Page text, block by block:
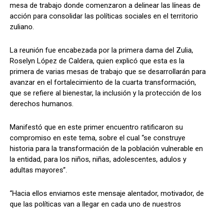
mesa de trabajo donde comenzaron a delinear las líneas de
acción para consolidar las políticas sociales en el territorio
zuliano.
La reunión fue encabezada por la primera dama del Zulia,
Roselyn López de Caldera, quien explicó que esta es la
primera de varias mesas de trabajo que se desarrollarán para
avanzar en el fortalecimiento de la cuarta transformación,
que se refiere al bienestar, la inclusión y la protección de los
derechos humanos.
Manifestó que en este primer encuentro ratificaron su
compromiso en este tema, sobre el cual “se construye
historia para la transformación de la población vulnerable en
la entidad, para los niños, niñas, adolescentes, adulos y
adultas mayores”.
“Hacia ellos enviamos este mensaje alentador, motivador, de
que las políticas van a llegar en cada uno de nuestros